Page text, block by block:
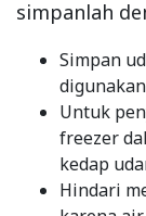
simpanlah
Simpan
Untuk
freezer
kedap
Hindari